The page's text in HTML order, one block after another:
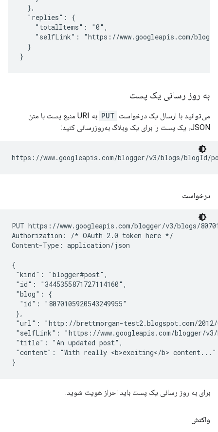
  },
  "replies": {
    "totalItems": "0",
"selfLink": "https://www.googleapis.com/
  }
به روز رسانی یک پست
می‌توانید با ارسال یک درخواست PUT
به URI منبع پست با متن
JSON، یک پست را برای یک وبلاگ به‌روزرسانی کنید:
https://www.googleapis.com/blogger/v3/blogs/blogId/
درخواست
PUT https://www.googleapis.com/blogger/v3/blogs/
Authorization: /* OAuth 2.0 token here */
Content-Type: application/json
{
"kind": "blogger#post",
"id": "3445355871727114160",
"blog": {
  "id": "8070105920543249955"
},
"url": "http://brettmorgan-test2.blogspot.com/2012/
"selfLink": "https://www.googleapis.com/blogger/v3/
"title": "An updated post",
"content": "With really <b>exciting</b> content..."
برای به روز رسانی یک پست باید احراز هویت شوید.
واکنش